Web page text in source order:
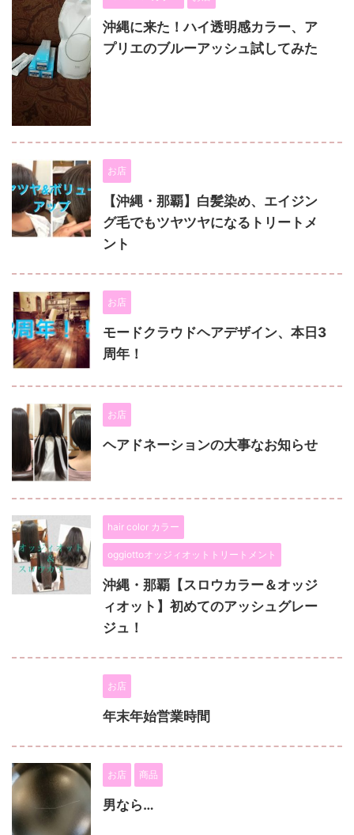
沖縄に来た！ハイ透明感カラー、ア
プリエのブルーアッシュ試してみた
お店
【沖縄・那覇】白髪染め、エイジン
グ毛でもツヤツヤになるトリートメ
ント
お店
モードクラウドヘアデザイン、本日3
周年！
お店
ヘアドネーションの大事なお知らせ
hair color カラー
oggiottoオッジィオットトリートメント
沖縄・那覇【スロウカラー＆オッジ
ィオット】初めてのアッシュグレー
ジュ！
お店
年末年始営業時間
お店 商品
男なら…